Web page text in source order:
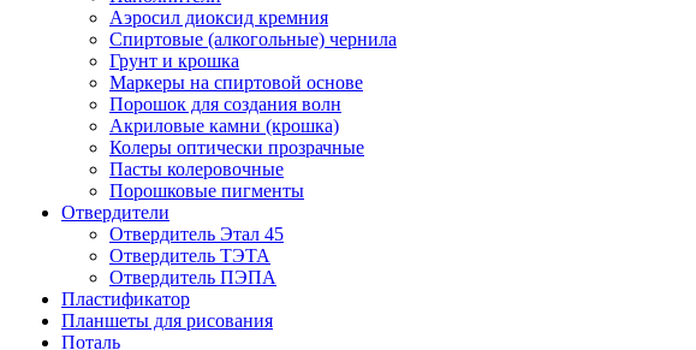
Аэросил диоксид кремния
Спиртовые (алкогольные) чернила
Грунт и крошка
Маркеры на спиртовой основе
Порошок для создания волн
Акриловые камни (крошка)
Колеры оптически прозрачные
Пасты колеровочные
Порошковые пигменты
Отвердители
Отвердитель Этал 45
Отвердитель ТЭТА
Отвердитель ПЭПА
Пластификатор
Планшеты для рисования
Поталь